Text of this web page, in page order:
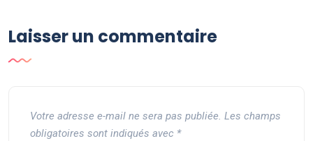
Laisser un commentaire
Votre adresse e-mail ne sera pas publiée. Les champs
obligatoires sont indiqués avec *